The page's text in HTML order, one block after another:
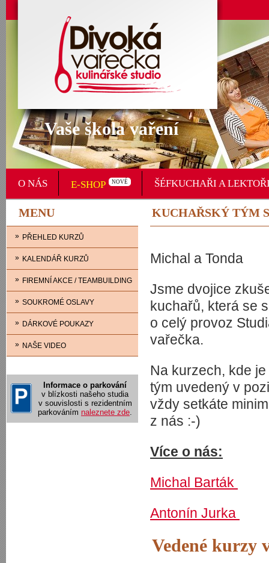
Vaše škola vaření
O NÁS E-SHOP NOVÉ ŠÉFKUCHAŘI A
MENU
» PŘEHLED KURZŮ
» KALENDÁŘ KURZŮ
» FIREMNÍ AKCE / TEAMBUILDING
» SOUKROMÉ OSLAVY
» DÁRKOVÉ POUKAZY
» NAŠE VIDEO
Informace o parkování
v blízkosti našeho studia
v souvislosti s rezidentním
parkováním naleznete zde.
KUCHAŘSKÝ TÝM
Michal a Tonda
Jsme dvojice
kuchařů, která se
o celý provoz
vařečka.
Na kurzech, kde
tým uvedený v
vždy setkáte
z nás :-)
Více o nás:
Michal Barták
Antonín Jurka
Vedené kurzy